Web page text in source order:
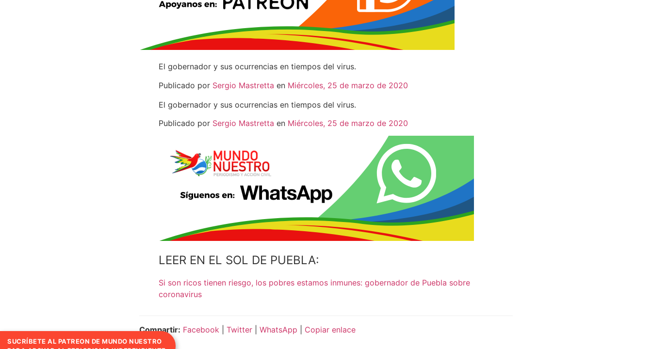
El gobernador y sus ocurrencias en tiempos del virus.
Publicado por Sergio Mastretta en Miércoles, 25 de marzo de 2020
El gobernador y sus ocurrencias en tiempos del virus.
Publicado por Sergio Mastretta en Miércoles, 25 de marzo de 2020
LEER EN EL SOL DE PUEBLA:
Si son ricos tienen riesgo, los pobres estamos inmunes: gobernador de Puebla sobre
coronavirus
Compartir: Facebook Twitter WhatsApp Copiar enlace
SUCRÍBETE AL PATREON DE MUNDO NUESTRO